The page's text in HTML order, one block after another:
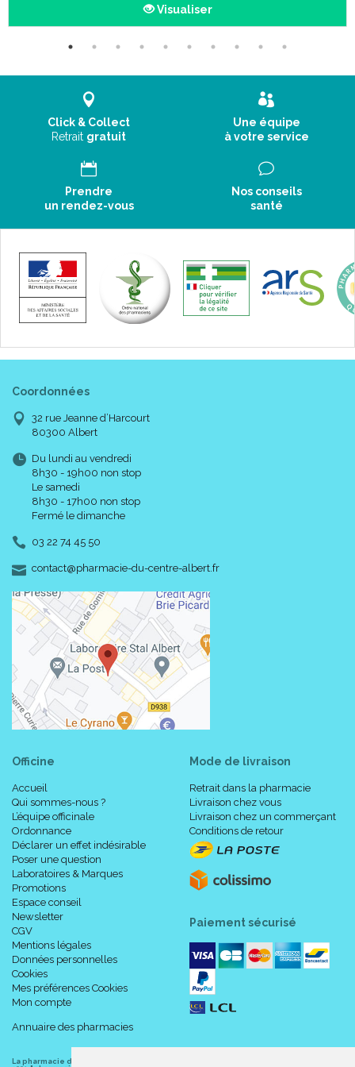
Ce soin spécifique des croûtes de lait élimine efficacement
arabinogalactan et des esters d’ acide lactique).
1 fois par jour - 7 jours/7
Appliquez ABCDerm Babysquam sur les croûtes de lait (cuir
légèrement (la canule facilite l' application).
Laissez agir ABCDerm Babysquam 1/2 heure puis faites un
shampooing doux (idéalement avec ABCDerm Moussant,
nettoyant doux visage, corps, cheveux).
AQUA/WATER/EAU, GLYCERIN, BUTYROSPERMUM PARKII
(SHEA) BUTTER EXTRACT, DI-C12-13 ALKYL MALATE,
ALCOHOL, ZEA MAYS (CORN) STARCH, SUCROSE STEARATE,
TOCOPHERYL ACETATE, 1,2-HEXANEDIOL, CAPRYLOYL
GLYCINE, CAPRYLYL GLYCOL, XANTHAN GUM, CITRIC ACID,
SODIUM PHYTATE, SODIUM HYDROXIDE. [BI 513].
Code EAN : 3401577538373
Visualiser
Click & Collect
Retrait gratuit
Une équipe
à votre service
Prendre
un rendez-vous
Nos conseils
santé
Coordonnées
32 rue Jeanne d’Harcourt
80300 Albert
Du lundi au vendredi
8h30 - 19h00 non stop
Le samedi
8h30 - 17h00 non stop
Fermé le dimanche
03 22 74 45 50
contact-
@-
pharmacie-du-centre-albert.fr
Officine
Accueil
Qui sommes-nous ?
L’équipe officinale
Ordonnance
Déclarer un effet indésirable
Poser une question
Laboratoires & Marques
Promotions
Espace conseil
Newsletter
CGV
Mentions légales
Données personnelles
Cookies
Mes préférences Cookies
Mon compte
Annuaire des pharmacies
Mode de livraison
Retrait dans la pharmacie
Livraison chez vous
Livraison chez un commerçant
Conditions de retour
Paiement sécurisé
La pharmacie du centre à Albert